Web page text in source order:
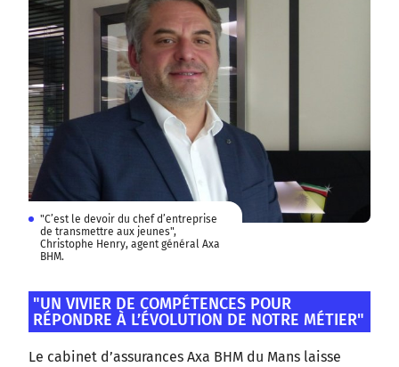
"C’est le devoir du chef d’entreprise
de transmettre aux jeunes",
Christophe Henry, agent général Axa
BHM.
"UN VIVIER DE COMPÉTENCES POUR
RÉPONDRE À L’ÉVOLUTION DE NOTRE MÉTIER"
Le cabinet d’assurances Axa BHM du Mans laisse